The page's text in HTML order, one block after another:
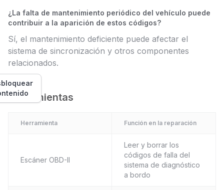
¿La falta de mantenimiento periódico del vehículo puede
contribuir a la aparición de estos códigos?
Sí, el mantenimiento deficiente puede afectar el
sistema de sincronización y otros componentes
relacionados.
Herramientas
Herramienta Función en la reparación
Escáner OBD-II
Leer y borrar los
códigos de falla del
sistema de diagnóstico
a bordo